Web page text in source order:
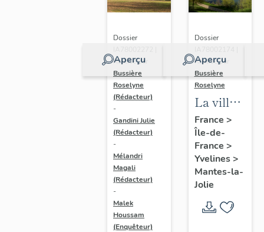
Aperçu
Dossier
Réalisé par
Bussière
Roselyne
(Rédacteur)
-
Gandini Julie
(Rédacteur)
-
Mélandri
Magali
(Rédacteur)
-
Malek
Houssam
(Enquêteur)
Aperçu
Dossier
Réalisé par
Bussière
Roselyne
La ville
de
Mantes-
la-Jolie
France >
Île-de-
France >
Yvelines>
Mantes-la-
Jolie